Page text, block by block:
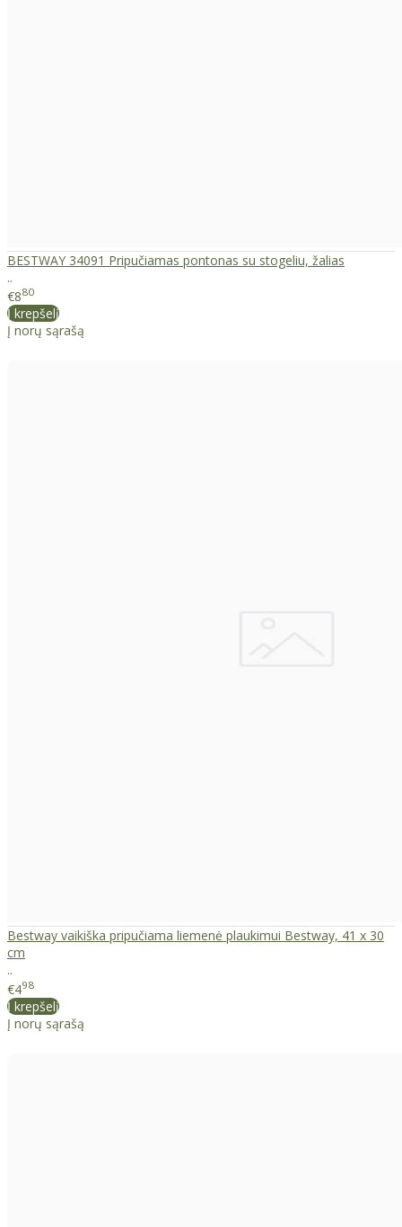
BESTWAY 34091 Pripučiamas pontonas su stogeliu, žalias
..
€880
Į krepšelį
Į norų sąrašą
Bestway vaikiška pripučiama liemenė plaukimui Bestway, 41 x 30
cm
..
€498
Į krepšelį
Į norų sąrašą